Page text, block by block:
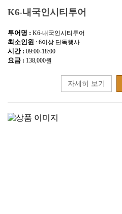
K6-내국인시티투어
투어명 : K6-내국인시티투어
최소인원 : 6이상 단독행사
시간 : 09:00-18:00
요금 : 138,000원
자세히 보기